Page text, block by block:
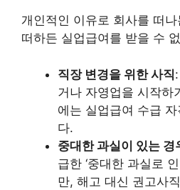
개인적인 이유로 회사를 떠
떠하든 실업급여를 받을 수
직장 변경을 위한 사직
거나 자영업을 시작하
에는 실업급여 수급
다.
중대한 과실이 있는 경
급한 ‘중대한 과실로
만, 해고 대신 권고사